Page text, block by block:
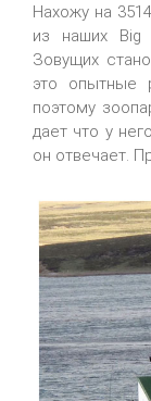
Нахожу на
из наших Big
Зовущих
это опытные
поэтому
дает что у
он отвечает.